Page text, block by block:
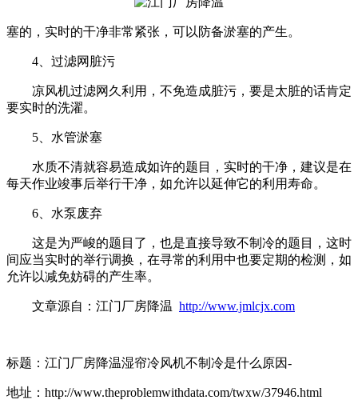
塞的，实时的干净非常紧张，可以防备淤塞的产生。
4、过滤网脏污
凉风机过滤网久利用，不免造成脏污，要是太脏的话肯定
要实时的洗濯。
5、水管淤塞
水质不清就容易造成如许的题目，实时的干净，建议是在
每天作业竣事后举行干净，如允许以延伸它的利用寿命。
6、水泵废弃
这是为严峻的题目了，也是直接导致不制冷的题目，这时
间应当实时的举行调换，在寻常的利用中也要定期的检测，如
允许以减免妨碍的产生率。
文章源自：江门厂房降温 http://www.jmlcjx.com
标题：江门厂房降温湿帘冷风机不制冷是什么原因-
地址：http://www.theproblemwithdata.com/twxw/37946.html